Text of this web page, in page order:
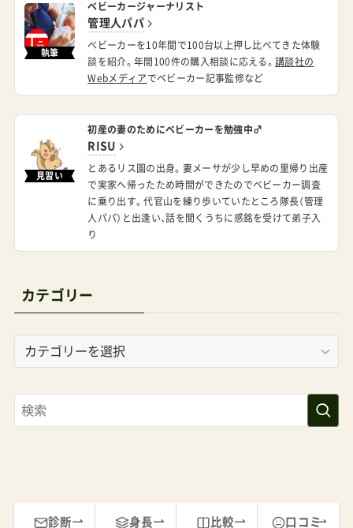
執筆
ベビーカージャーナリスト
管理人パパ
ベビーカーを10年間で100台以上押し比べてきた体験
談を紹介。年間100件の購入相談に応える。講談社の
Webメディア でベビーカー記事監修など
見習い
初産の妻のためにベビーカーを勉強中♂
RISU
とあるリス園の出身。妻メーサが少し早めの里帰り出産
で実家へ帰ったため時間ができたのでベビーカー調査
に乗り出す。代官山を練り歩いていたところ隊長（管理
人パパ）と出逢い、話を聞くうちに感銘を受けて弟子入
り
カテゴリー
リ
ー
診断 身長 比較 口コミ